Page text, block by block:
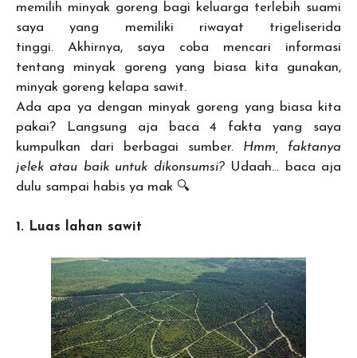
memilih minyak goreng bagi keluarga terlebih suami
saya yang memiliki riwayat trigeliserida
tinggi. Akhirnya, saya coba mencari informasi
tentang minyak goreng yang biasa kita gunakan,
minyak goreng kelapa sawit.
Ada apa ya dengan minyak goreng yang biasa kita
pakai? Langsung aja baca 4 fakta yang saya
kumpulkan dari berbagai sumber. Hmm, faktanya
jelek atau baik untuk dikonsumsi? Udaah… baca aja
dulu sampai habis ya mak 🔍
1. Luas lahan sawit